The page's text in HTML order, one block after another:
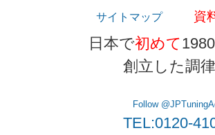
サイトマップ 資
日本で初めて
創立した調
Follow
TEL:0120-